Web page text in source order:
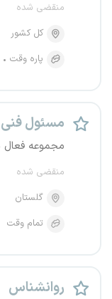
منقضی شده
کل کشور
پاره وقت
مسئول فنی
مجموعه
منقضی شده
گلستان
تمام وقت
روانشناس